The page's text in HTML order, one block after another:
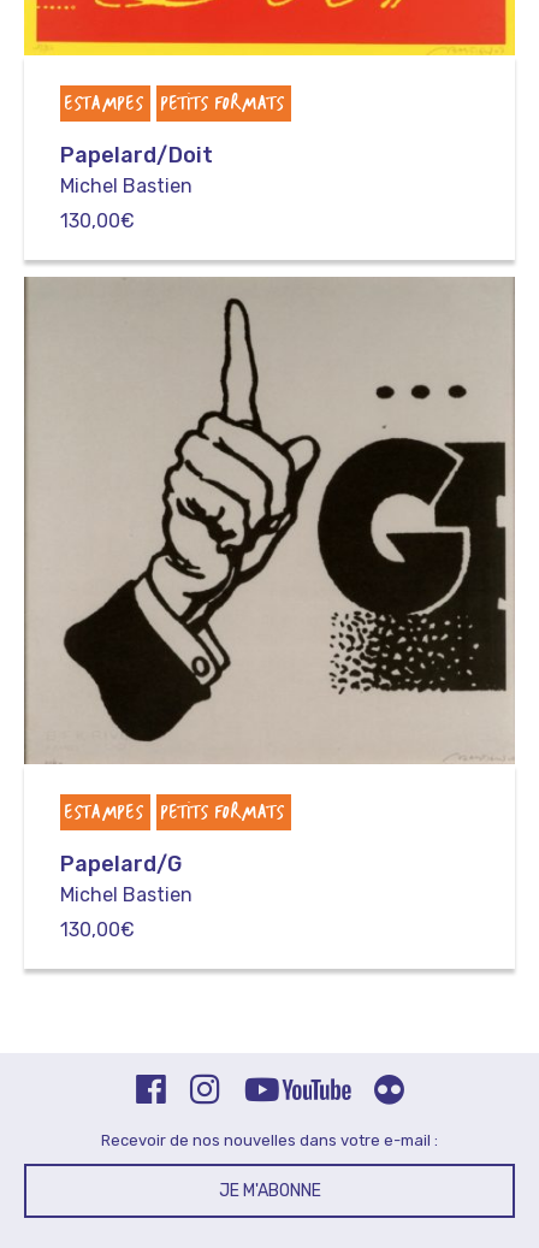
ESTAMPES PETITS FORMATS
Papelard/Doit
Michel Bastien
130,00€
ESTAMPES PETITS FORMATS
Papelard/G
Michel Bastien
130,00€
Recevoir de nos nouvelles dans votre e-mail :
JE M'ABONNE